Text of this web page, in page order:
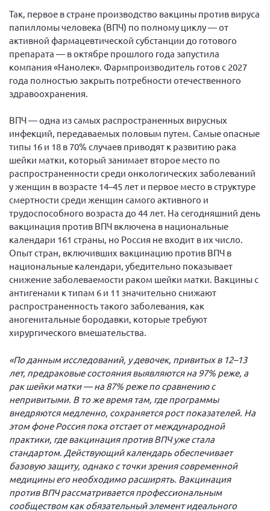
Так, первое в стране производство вакцины против вируса
папилломы человека (ВПЧ) по полному циклу — от
активной фармацевтической субстанции до готового
препарата — в октябре прошлого года запустила
компания «Нанолек». Фармпроизводитель готов с 2027
года полностью закрыть потребности отечественного
здравоохранения.
ВПЧ — одна из самых распространенных вирусных
инфекций, передаваемых половым путем. Самые опасные
типы 16 и 18 в 70% случаев приводят к развитию рака
шейки матки, который занимает второе место по
распространенности среди онкологических заболеваний
у женщин в возрасте 14–45 лет и первое место в структуре
смертности среди женщин самого активного и
трудоспособного возраста до 44 лет. На сегодняшний день
вакцинация против ВПЧ включена в национальные
календари 161 страны, но Россия не входит в их число.
Опыт стран, включивших вакцинацию против ВПЧ в
национальные календари, убедительно показывает
снижение заболеваемости раком шейки матки. Вакцины с
антигенами к типам 6 и 11 значительно снижают
распространенность такого заболевания, как
аногенитальные бородавки, которые требуют
хирургического вмешательства.
«По данным исследований, у девочек, привитых в 12–13
лет, предраковые состояния выявляются на 97% реже, а
рак шейки матки — на 87% реже по сравнению с
непривитыми. В то же время там, где программы
внедряются медленно, сохраняется рост показателей. На
этом фоне Россия пока отстает от международной
практики, где вакцинация против ВПЧ уже стала
стандартом. Действующий календарь обеспечивает
базовую защиту, однако с точки зрения современной
медицины его необходимо расширять. Вакцинация
против ВПЧ рассматривается профессиональным
сообществом как обязательный элемент идеального